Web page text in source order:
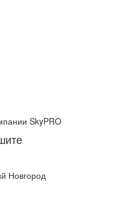
SkyPRO
Новгород